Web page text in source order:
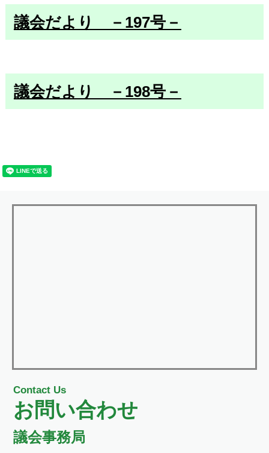
議会だより －197号－
議会だより －198号－
Contact Us
お問い合わせ
議会事務局